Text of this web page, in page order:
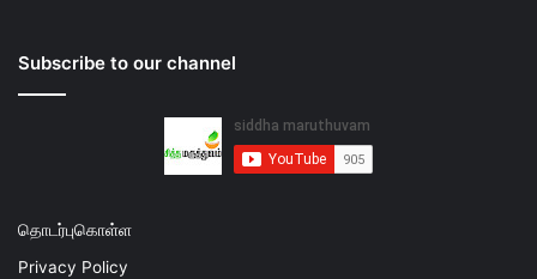
Subscribe to our channel
தொடர்புகொள்ள
Privacy Policy